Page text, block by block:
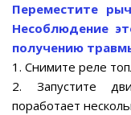
Переместите
Несоблюдение
получению
1. Снимите реле
2. Запустите
поработает